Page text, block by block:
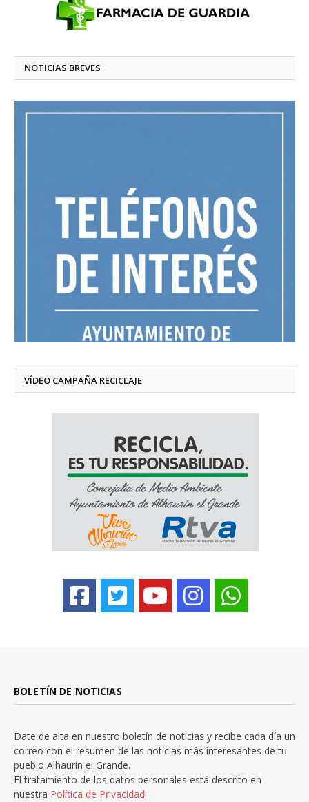
NOTICIAS BREVES
VÍDEO CAMPAÑA RECICLAJE
BOLETÍN DE NOTICIAS
Date de alta en nuestro boletín de noticias y recibe cada día un
correo con el resumen de las noticias más interesantes de tu
pueblo Alhaurín el Grande.
El tratamiento de los datos personales está descrito en
nuestra Política de Privacidad.